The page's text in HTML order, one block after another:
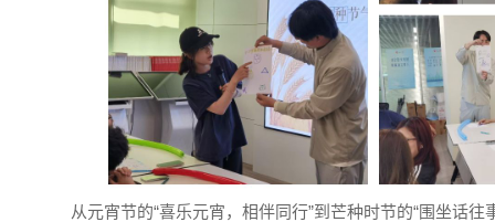
从元宵节的“喜乐元宵，相伴同行”到芒种时节的“围坐话